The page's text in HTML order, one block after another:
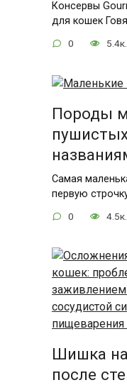
Консервы
для кошек
0 5.4к.
Породы
Самая
первую
0 4.5к.
Шишка
после